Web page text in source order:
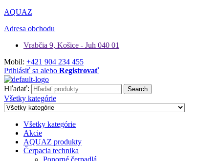
AQUAZ
Adresa obchodu
Vrabčia 9, Košice - Juh 040 01
Mobil: +421 904 234 455
Prihlásiť sa alebo Registrovať
Hľadať: Search
Všetky kategórie
Všetky kategórie
Akcie
AQUAZ produkty
Čerpacia technika
Ponorné čerpadlá